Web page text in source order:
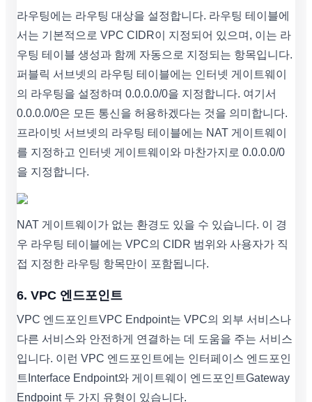
라우팅에는 라우팅 대상을 설정합니다. 라우팅 테이블에
서는 기본적으로 VPC CIDR이 지정되어 있으며, 이는 라
우팅 테이블 생성과 함께 자동으로 지정되는 항목입니다.
퍼블릭 서브넷의 라우팅 테이블에는 인터넷 게이트웨이
의 라우팅을 설정하며 0.0.0.0/0을 지정합니다. 여기서
0.0.0.0/0은 모든 통신을 허용하겠다는 것을 의미합니다.
프라이빗 서브넷의 라우팅 테이블에는 NAT 게이트웨이
를 지정하고 인터넷 게이트웨이와 마찬가지로 0.0.0.0/0
을 지정합니다.
NAT 게이트웨이가 없는 환경도 있을 수 있습니다. 이 경
우 라우팅 테이블에는 VPC의 CIDR 범위와 사용자가 직
접 지정한 라우팅 항목만이 포함됩니다.
6. VPC 엔드포인트
VPC 엔드포인트VPC Endpoint는 VPC의 외부 서비스나
다른 서비스와 안전하게 연결하는 데 도움을 주는 서비스
입니다. 이런 VPC 엔드포인트에는 인터페이스 엔드포인
트Interface Endpoint와 게이트웨이 엔드포인트Gateway
Endpoint 두 가지 유형이 있습니다.